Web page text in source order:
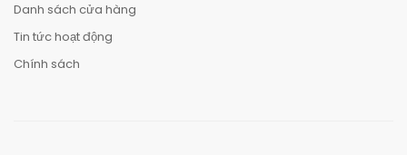
Danh sách cửa hàng
Tin tức hoạt động
Chính sách